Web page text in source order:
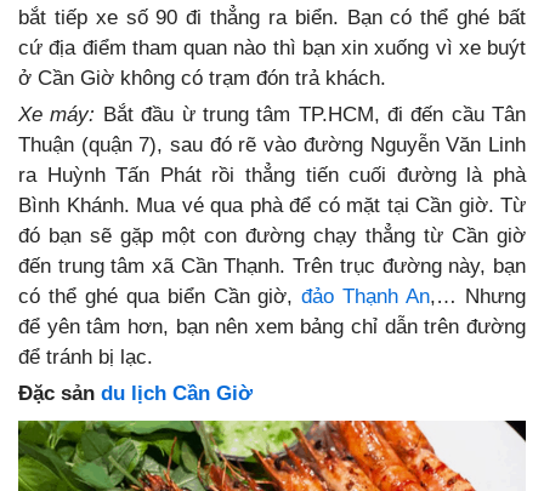
bắt tiếp xe số 90 đi thẳng ra biển. Bạn có thể ghé bất
cứ địa điểm tham quan nào thì bạn xin xuống vì xe buýt
ở Cần Giờ không có trạm đón trả khách.
Xe máy: Bắt đầu ừ trung tâm TP.HCM, đi đến cầu Tân
Thuận (quận 7), sau đó rẽ vào đường Nguyễn Văn Linh
ra Huỳnh Tấn Phát rồi thẳng tiến cuối đường là phà
Bình Khánh. Mua vé qua phà để có mặt tại Cần giờ. Từ
đó bạn sẽ gặp một con đường chạy thẳng từ Cần giờ
đến trung tâm xã Cần Thạnh. Trên trục đường này, bạn
có thể ghé qua biển Cần giờ,đảo Thạnh An,… Nhưng
để yên tâm hơn, bạn nên xem bảng chỉ dẫn trên đường
để tránh bị lạc.
Đặc sản du lịch Cần Giờ